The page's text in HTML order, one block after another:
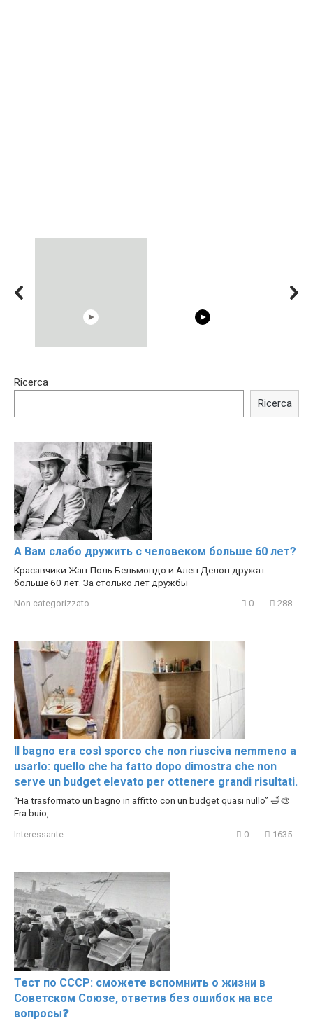
Trying BOLLYWOOD
Shocking illusion - Pretty
Ricerca
Ricerca
А Вам слабо дружить с человеком больше 60 лет?
Красавчики Жан-Поль Бельмондо и Ален Делон дружат
больше 60 лет. За столько лет дружбы
Non categorizzato 0 288
Il bagno era così sporco che non riusciva nemmeno a
usarlo: quello che ha fatto dopo dimostra che non
serve un budget elevato per ottenere grandi risultati.
“Ha trasformato un bagno in affitto con un budget quasi nullo” 🛁🎨
Era buio,
Interessante 0 1635
Тест по СССР: сможете вспомнить о жизни в
Советском Союзе, ответив без ошибок на все
вопросы❓